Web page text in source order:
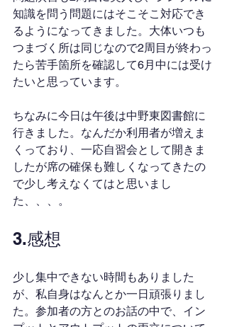
知識を問う問題にはそこそこ対応でき
るようになってきました。大体いつも
つまづく所は同じなので2周目が終わっ
たら苦手箇所を確認して6月中には受け
たいと思っています。
ちなみに今日は午後は中野東図書館に
行きました。なんだか利用者が増えま
くっており、一応自習会として開きま
したが席の確保も難しくなってきたの
で少し考えなくてはと思いまし
た、、、。
3.感想
少し集中できない時間もありました
が、私自身はなんとか一日頑張りまし
た。参加者の方とのお話の中で、イン